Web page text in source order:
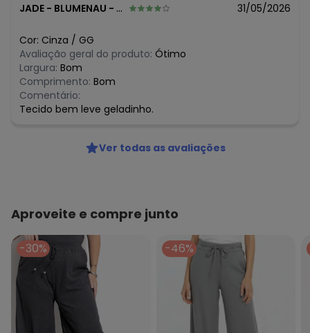
JADE - BLUMENAU - SC 31/05/2026
Cor: Cinza / GG
Avaliação geral do produto: Ótimo
Largura: Bom
Comprimento: Bom
Comentário:
Tecido bem leve geladinho.
Ver todas as avaliações
Aproveite e compre junto
-30% -46%